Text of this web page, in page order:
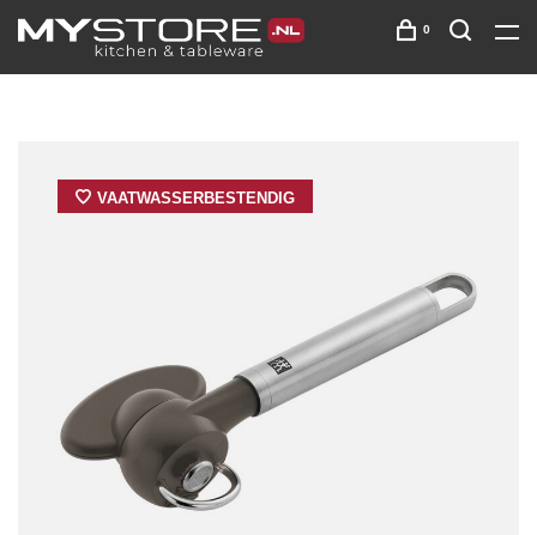
0
VAATWASSERBESTENDIG